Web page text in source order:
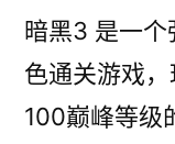
暗黑3 是一个
色通关游戏
100巅峰等级